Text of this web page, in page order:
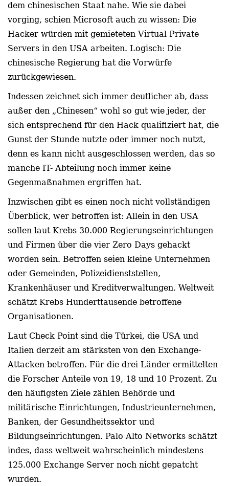
dem chinesischen Staat nahe. Wie sie dabei
vorging, schien Microsoft auch zu wissen: Die
Hacker würden mit gemieteten Virtual Private
Servers in den USA arbeiten. Logisch: Die
chinesische Regierung hat die Vorwürfe
zurückgewiesen.
Indessen zeichnet sich immer deutlicher ab, dass
außer den „Chinesen“ wohl so gut wie jeder, der
sich entsprechend für den Hack qualifiziert hat, die
Gunst der Stunde nutzte oder immer noch nutzt,
denn es kann nicht ausgeschlossen werden, das so
manche IT- Abteilung noch immer keine
Gegenmaßnahmen ergriffen hat.
Inzwischen gibt es einen noch nicht vollständigen
Überblick, wer betroffen ist: Allein in den USA
sollen laut Krebs 30.000 Regierungseinrichtungen
und Firmen über die vier Zero Days gehackt
worden sein. Betroffen seien kleine Unternehmen
oder Gemeinden, Polizeidienststellen,
Krankenhäuser und Kreditverwaltungen. Weltweit
schätzt Krebs Hunderttausende betroffene
Organisationen.
Laut Check Point sind die Türkei, die USA und
Italien derzeit am stärksten von den Exchange-
Attacken betroffen. Für die drei Länder ermittelten
die Forscher Anteile von 19, 18 und 10 Prozent. Zu
den häufigsten Ziele zählen Behörde und
militärische Einrichtungen, Industrieunternehmen,
Banken, der Gesundheitssektor und
Bildungseinrichtungen. Palo Alto Networks schätzt
indes, dass weltweit wahrscheinlich mindestens
125.000 Exchange Server noch nicht gepatcht
wurden.